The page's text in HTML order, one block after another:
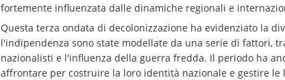
fortemente influenzata dalle dinamiche regionali e
Questa terza ondata di decolonizzazione ha evidenziato la
l'indipendenza sono state modellate da una serie di fattori,
nazionalisti e l'influenza della guerra fredda. Il periodo ha
affrontare per costruire la loro identità nazionale e gestire